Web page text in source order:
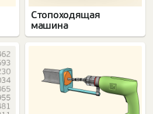
Стопоходящая
машина